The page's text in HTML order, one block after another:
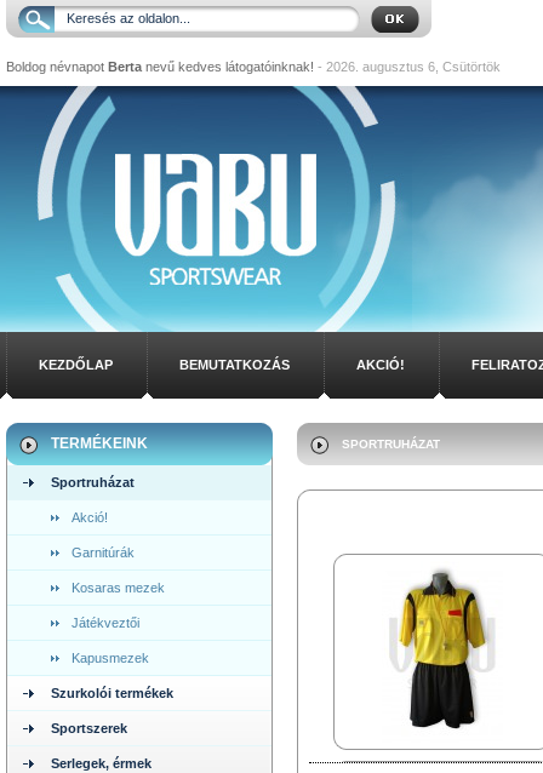
Boldog névnapot Bertanevű kedves látogatóinknak! - 2026. augusztus 6, Csütörtök
KEZDŐLAP BEMUTATKOZÁS AKCIÓ!
TERMÉKEINK
Sportruházat
Akció!
Garnitúrák
Kosaras mezek
Játékveztői
Kapusmezek
Szurkolói termékek
Sportszerek
Serlegek, érmek
SPORTRUHÁZAT